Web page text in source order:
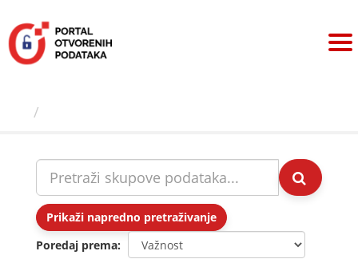
sadržaj
Prikaži napredno pretraživanje
Poredaj prema